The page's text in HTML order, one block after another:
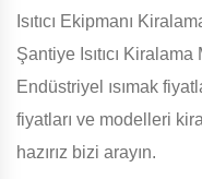
Isıtıcı Ekipmanı
Şantiye Isıtıcı Kiralama
Endüstriyel ısımak
fiyatları ve modelleri
hazırız bizi arayın.